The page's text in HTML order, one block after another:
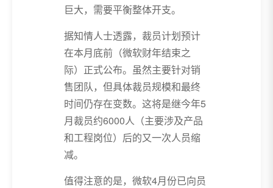
巨大，需要平衡整体开支。
据知情人士透露，裁员计划预计
在本月底前（微软财年结束之
际）正式公布。虽然主要针对销
售团队，但具体裁员规模和最终
时间仍存在变数。这将是继今年5
月裁员约6000人（主要涉及产品
和工程岗位）后的又一次人员缩
减。
值得注意的是，微软4月份已向员